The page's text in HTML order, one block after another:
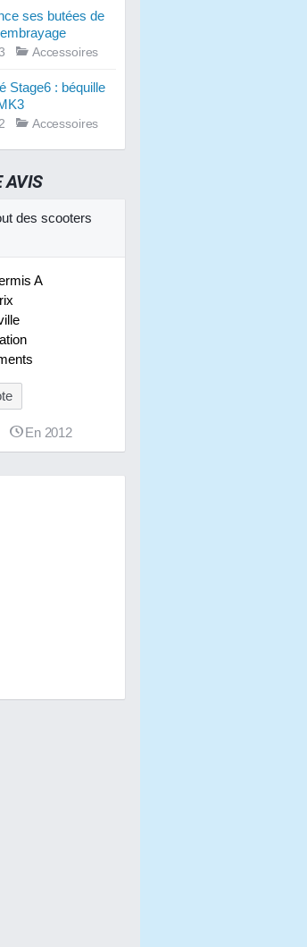
ses butées de
Accessoires
Stage6 : béquille
Accessoires
AVIS
des scooters
A
En 2012